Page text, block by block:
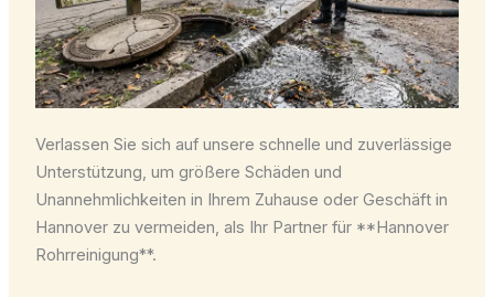
Verlassen Sie sich auf unsere schnelle und zuverlässige
Unterstützung, um größere Schäden und
Unannehmlichkeiten in Ihrem Zuhause oder Geschäft in
Hannover zu vermeiden, als Ihr Partner für **Hannover
Rohrreinigung**.